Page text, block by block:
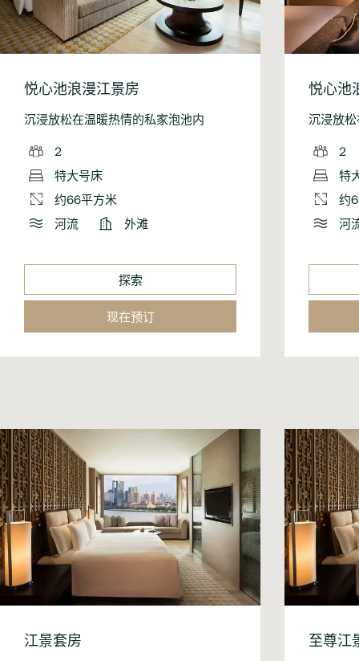
悦心池浪漫江景房
沉浸放松在温暖热情的私家泡池内
2
特大号床
约66平方米
河流
外滩
探索
现在预订
悦心池
沉浸放
2
特
约
河
江景套房 至尊江